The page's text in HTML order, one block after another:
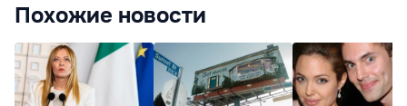
Похожие новости